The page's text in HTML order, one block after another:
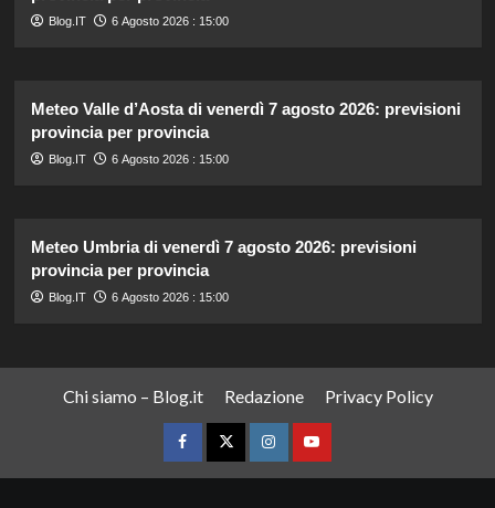
Blog.IT 6 Agosto 2026 : 15:00
Meteo Valle d’Aosta di venerdì 7 agosto 2026: previsioni
provincia per provincia
Blog.IT 6 Agosto 2026 : 15:00
Meteo Umbria di venerdì 7 agosto 2026: previsioni
provincia per provincia
Blog.IT 6 Agosto 2026 : 15:00
Chi siamo – Blog.it Redazione Privacy Policy
FacebookTwitterInstagramYouTube